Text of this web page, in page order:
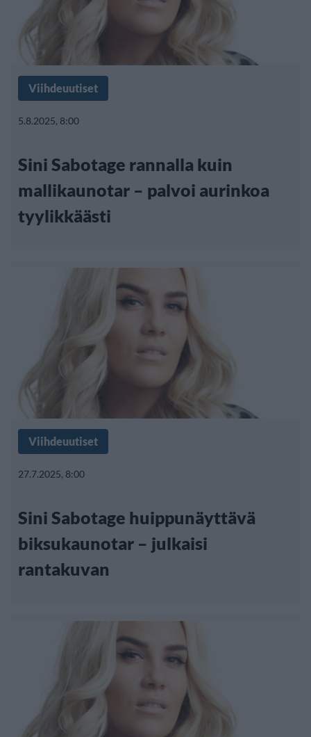
Viihdeuutiset
5.8.2025, 8:00
Sini Sabotage rannalla kuin
mallikaunotar – palvoi aurinkoa
tyylikkäästi
Viihdeuutiset
27.7.2025, 8:00
Sini Sabotage huippunäyttävä
biksukaunotar – julkaisi
rantakuvan